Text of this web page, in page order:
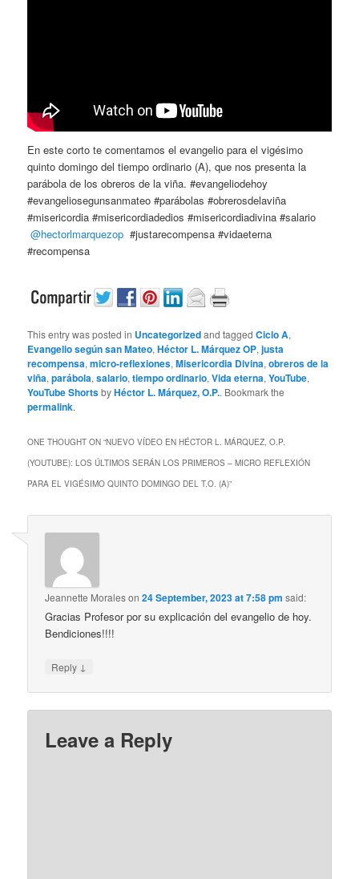
En este corto te comentamos el evangelio para el vigésimo
quinto domingo del tiempo ordinario (A), que nos presenta la
parábola de los obreros de la viña. #evangeliodehoy
#evangeliosegunsanmateo #parábolas #obrerosdelaviña
#misericordia #misericordiadedios #misericordiadivina #salario
@hectorlmarquezop #justarecompensa #vidaeterna
#recompensa
This entry was posted in Uncategorizedand taggedCiclo A,
Evangelio según san Mateo,Héctor L. Márquez OP,justa
recompensa,micro-reflexiones,Misericordia Divina,obreros de la
viña,parábola,salario,tiempo ordinario,Vida eterna,YouTube,
YouTube ShortsbyHéctor L. Márquez, O.P.. Bookmark the
permalink.
ONE THOUGHT ON “NUEVO VÍDEO EN HÉCTOR L. MÁRQUEZ, O.P.
(YOUTUBE): LOS ÚLTIMOS SERÁN LOS PRIMEROS – MICRO REFLEXIÓN
PARA EL VIGÉSIMO QUINTO DOMINGO DEL T.O. (A)”
Jeannette Moraleson24 September, 2023 at 7:58 pm said:
Gracias Profesor por su explicación del evangelio de hoy.
Bendiciones!!!!
Reply ↓
Leave a Reply